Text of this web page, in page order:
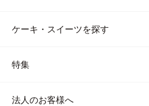
ケーキ・スイーツを探す
特集
法人のお客様へ